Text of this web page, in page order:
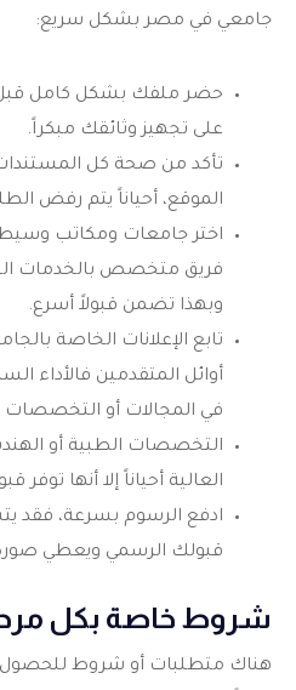
جامعي في مصر بشكل سريع:
حضر ملفك بشكل كامل قبل
على تجهيز وثائقك مبكراً.
تأكد من صحة كل
الموقع، أحياناً يتم رفض
اختر جامعات ومكاتب
فريق متخصص بالخدمات
وبهذا تضمن قبولاً أسرع.
تابع الإعلانات الخاصة
أوائل المتقدمين فالأداء
في المجالات أو التخصصات
التخصصات الطبية أو
العالية أحياناً إلا أنها
ادفع الرسوم بسرعة، فقد
قبولك الرسمي ويعطي صورة
شروط خاصة بكل
هناك متطلبات أو شروط